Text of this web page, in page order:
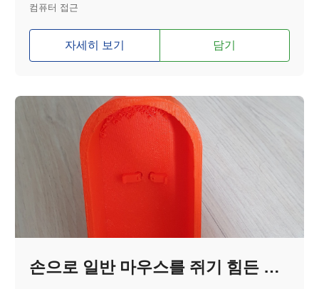
컴퓨터 접근
자세히 보기 담기
손으로 일반 마우스를 쥐기 힘든 뇌병변, 지체 장애를 위한 마우스 커버 보조기기